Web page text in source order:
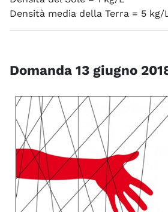
Densità media della Terra = 5 kg/
Domanda 13 giugno